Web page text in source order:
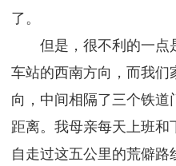
了。
但是，很不利的一点
车站的西南方向，而我们
向，中间相隔了三个铁道
距离。我母亲每天上班和
自走过这五公里的荒僻路